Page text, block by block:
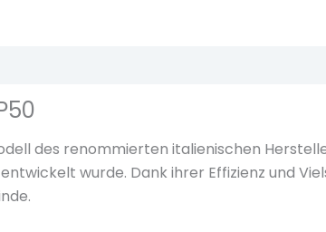
des renommierten italienischen
wurde. Dank ihrer Effizienz und